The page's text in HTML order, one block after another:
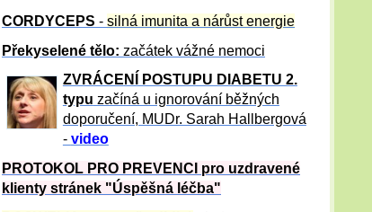
CORDYCEPS - silná imunita a nárůst energie
Překyselené tělo: začátek vážné nemoci
ZVRÁCE NÍ POSTUPU DIABETU 2.
typu začíná u ignorování běžných
doporučení, MUDr. Sarah Hallbergová
- video
PROTOKOL PRO PREVENCI pro uzdravené
klienty stránek "Úspěšná léčba"